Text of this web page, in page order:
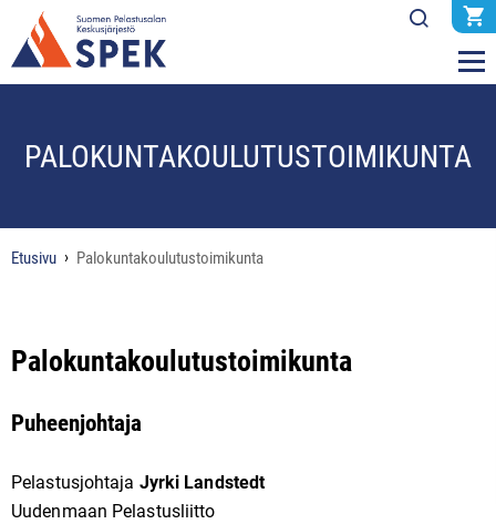
PALOKUNTAKOULUTUSTOIMIKUNTA
Etusivu Palokuntakoulutustoimikunta
Palokuntakoulutustoimikunta
Puheenjohtaja
Pelastusjohtaja Jyrki Landstedt
Uudenmaan Pelastusliitto